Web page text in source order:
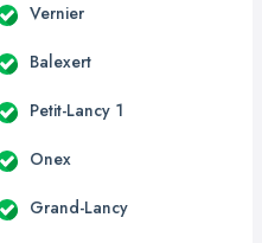
Vernier
Balexert
Petit-Lancy 1
Onex
Grand-Lancy